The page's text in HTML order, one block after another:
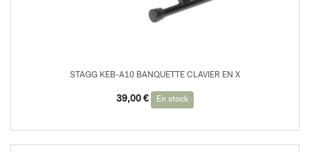
STAGG KEB-A10 BANQUETTE CLAVIER EN X
39,00 € En stock